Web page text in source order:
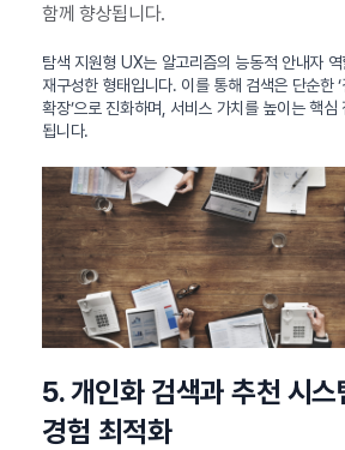
함께 향상됩니다.
탐색 지원형 UX는 알고리즘의 능동적 안내자
재구성한 형태입니다. 이를 통해 검색은 단순한 ‘
확장’으로 진화하며, 서비스 가치를 높이는 핵심
됩니다.
5. 개인화 검색과 추천 시스
경험 최적화